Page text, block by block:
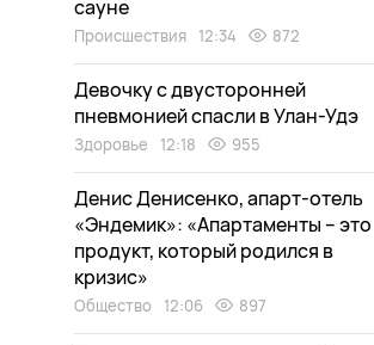
сауне
Происшествия 12:34 872
Девочку с двусторонней
пневмонией спасли в Улан-Удэ
Здоровье 12:18 955
Денис Денисенко, апарт-отель
«Эндемик»: «Апартаменты – это
продукт, который родился в
кризис»
Общество 12:06 897